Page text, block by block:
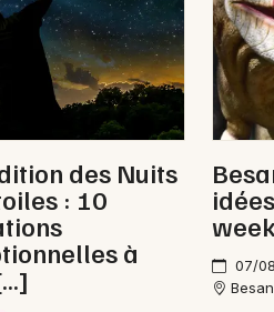
des Nuits
: 10
à
07/